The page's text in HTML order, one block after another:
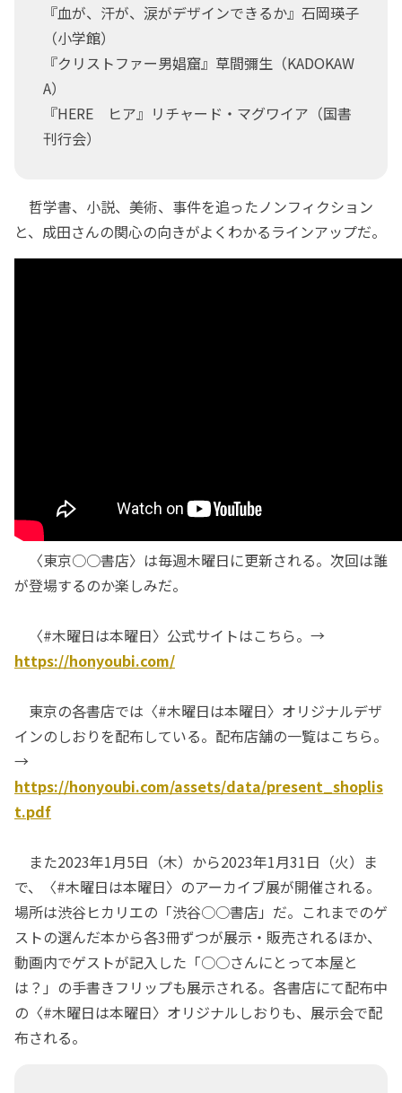
『血が、汗が、涙がデザインできるか』石岡瑛子
（小学館）
『クリストファー男娼窟』草間彌生（KADOKAW
A）
『HERE ヒア』リチャード・マグワイア（国書
刊行会）
哲学書、小説、美術、事件を追ったノンフィクション
と、成田さんの関心の向きがよくわかるラインアップだ。
〈東京○○書店〉は毎週木曜日に更新される。次回は誰
が登場するのか楽しみだ。
〈#木曜日は本曜日〉公式サイトはこちら。→
https://honyoubi.com/
東京の各書店では〈#木曜日は本曜日〉オリジナルデザ
インのしおりを配布している。配布店舗の一覧はこちら。
→
https://honyoubi.com/assets/data/present_shoplis
t.pdf
また2023年1月5日（木）から2023年1月31日（火）ま
で、〈#木曜日は本曜日〉のアーカイブ展が開催される。
場所は渋谷ヒカリエの「渋谷○○書店」だ。これまでのゲ
ストの選んだ本から各3冊ずつが展示・販売されるほか、
動画内でゲストが記入した「○○さんにとって本屋と
は？」の手書きフリップも展示される。各書店にて配布中
の〈#木曜日は本曜日〉オリジナルしおりも、展示会で配
布される。